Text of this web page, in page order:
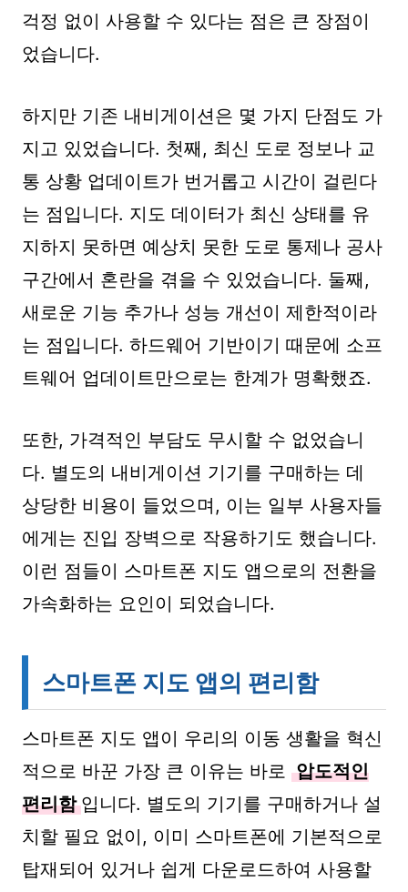
걱정 없이 사용할 수 있다는 점은 큰 장점이
었습니다.
하지만 기존 내비게이션은 몇 가지 단점도 가
지고 있었습니다. 첫째, 최신 도로 정보나 교
통 상황 업데이트가 번거롭고 시간이 걸린다
는 점입니다. 지도 데이터가 최신 상태를 유
지하지 못하면 예상치 못한 도로 통제나 공사
구간에서 혼란을 겪을 수 있었습니다. 둘째,
새로운 기능 추가나 성능 개선이 제한적이라
는 점입니다. 하드웨어 기반이기 때문에 소프
트웨어 업데이트만으로는 한계가 명확했죠.
또한, 가격적인 부담도 무시할 수 없었습니
다. 별도의 내비게이션 기기를 구매하는 데
상당한 비용이 들었으며, 이는 일부 사용자들
에게는 진입 장벽으로 작용하기도 했습니다.
이런 점들이 스마트폰 지도 앱으로의 전환을
가속화하는 요인이 되었습니다.
스마트폰 지도 앱의 편리함
스마트폰 지도 앱이 우리의 이동 생활을 혁신
적으로 바꾼 가장 큰 이유는 바로 압도적인
편리함 입니다. 별도의 기기를 구매하거나 설
치할 필요 없이, 이미 스마트폰에 기본적으로
탑재되어 있거나 쉽게 다운로드하여 사용할